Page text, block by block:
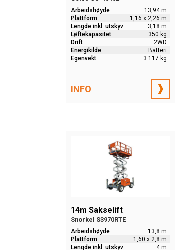
Arbeidshøyde
13,94 m
Plattform
1,16 x 2,26 m
Lengde inkl. utskyv
3,18 m
Løftekapasitet
350 kg
Drift
2WD
Energikilde
Batteri
Egenvekt
3 117 kg
INFO
14m Sakselift
Snorkel S3970RTE
Arbeidshøyde
13,8 m
Plattform
1,60 x 2,8 m
Lengde inkl. utskyv
4 m